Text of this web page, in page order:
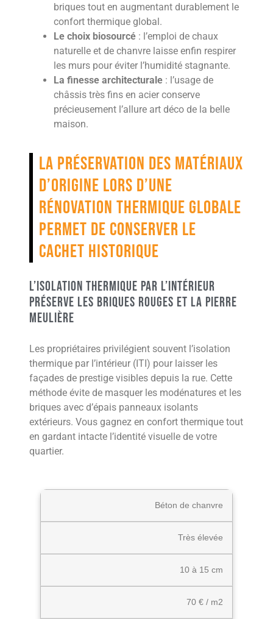
briques tout en augmentant durablement le
confort thermique global.
Le choix biosourcé : l’emploi de chaux
naturelle et de chanvre laisse enfin respirer
les murs pour éviter l’humidité stagnante.
La finesse architecturale : l’usage de
châssis très fins en acier conserve
précieusement l’allure art déco de la belle
maison.
La préservation des matériaux
d’origine lors d’une
rénovation thermique globale
permet de conserver le
cachet historique
L’isolation thermique par l’intérieur
préserve les briques rouges et la pierre
meulière
Les propriétaires privilégient souvent l’isolation
thermique par l’intérieur (ITI) pour laisser les
façades de prestige visibles depuis la rue. Cette
méthode évite de masquer les modénatures et les
briques avec d’épais panneaux isolants
extérieurs. Vous gagnez en confort thermique tout
en gardant intacte l’identité visuelle de votre
quartier.
Béton de chanvre
Très élevée
10 à 15 cm
70 € / m2